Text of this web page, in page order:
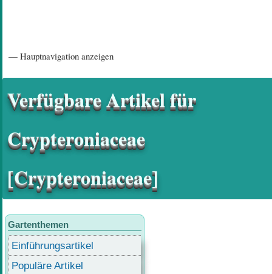
— Hauptnavigation anzeigen
Verfügbare Artikel für
Crypteroniaceae
[Crypteroniaceae]
Gartenthemen
Einführungsartikel
Populäre Artikel